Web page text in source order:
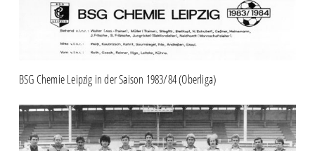
BSG Chemie Leipzig in der Saison 1983/84 (Oberliga)